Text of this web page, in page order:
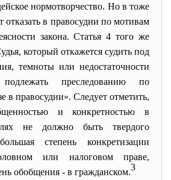
нормотворчество. Но в тоже
отказать в правосудии по мотивам
закона. Статья 4 того же
который откажется судить под
темноты или недостаточности
преследованию по
в правосудии». Следует отметить,
и конкретностью в
не должно быть твердого
степень конкретизации
или налоговом праве,
обобщения - в гражданском.3